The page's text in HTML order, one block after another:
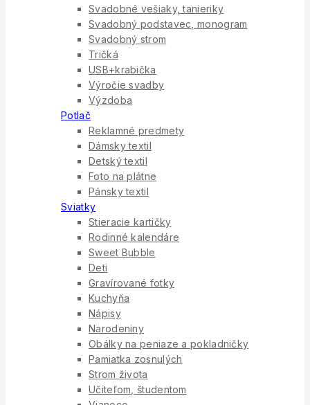
Svadobné vešiaky, tanieriky
Svadobný podstavec, monogram
Svadobný strom
Tričká
USB+krabička
Výročie svadby
Výzdoba
Potlač
Reklamné predmety
Dámsky textil
Detský textil
Foto na plátne
Pánsky textil
Sviatky
Stieracie kartičky
Rodinné kalendáre
Sweet Bubble
Deti
Gravírované fotky
Kuchyňa
Nápisy
Narodeniny
Obálky na peniaze a pokladničky
Pamiatka zosnulých
Strom života
Učiteľom, študentom